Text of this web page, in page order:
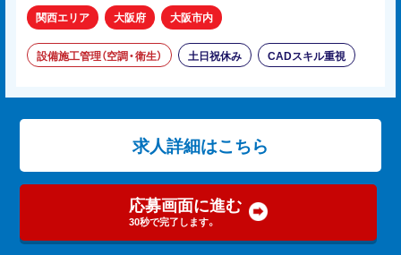
関西エリア 大阪府 大阪市内
設備施工管理（空調・衛生） 土日祝休み CADスキル重視
求人詳細はこちら
応募画面に進む
30秒で完了します。